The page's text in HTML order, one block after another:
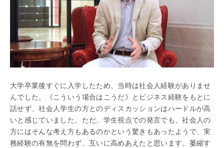
大学卒業後すぐに入学したため、当時は社会人経験がありませ
んでした。《こういう場合はこうだ》とビジネス経験をもとに
話せず、社会人学生の方とのディスカッションはハードルが高
いと感じていました。ただ、学生視点での発言でも、社会人の
方にはそんな考え方もあるのかという驚きもあったようで、実
務経験の有無を問わず、互いに高めあえたと思います。萎縮す